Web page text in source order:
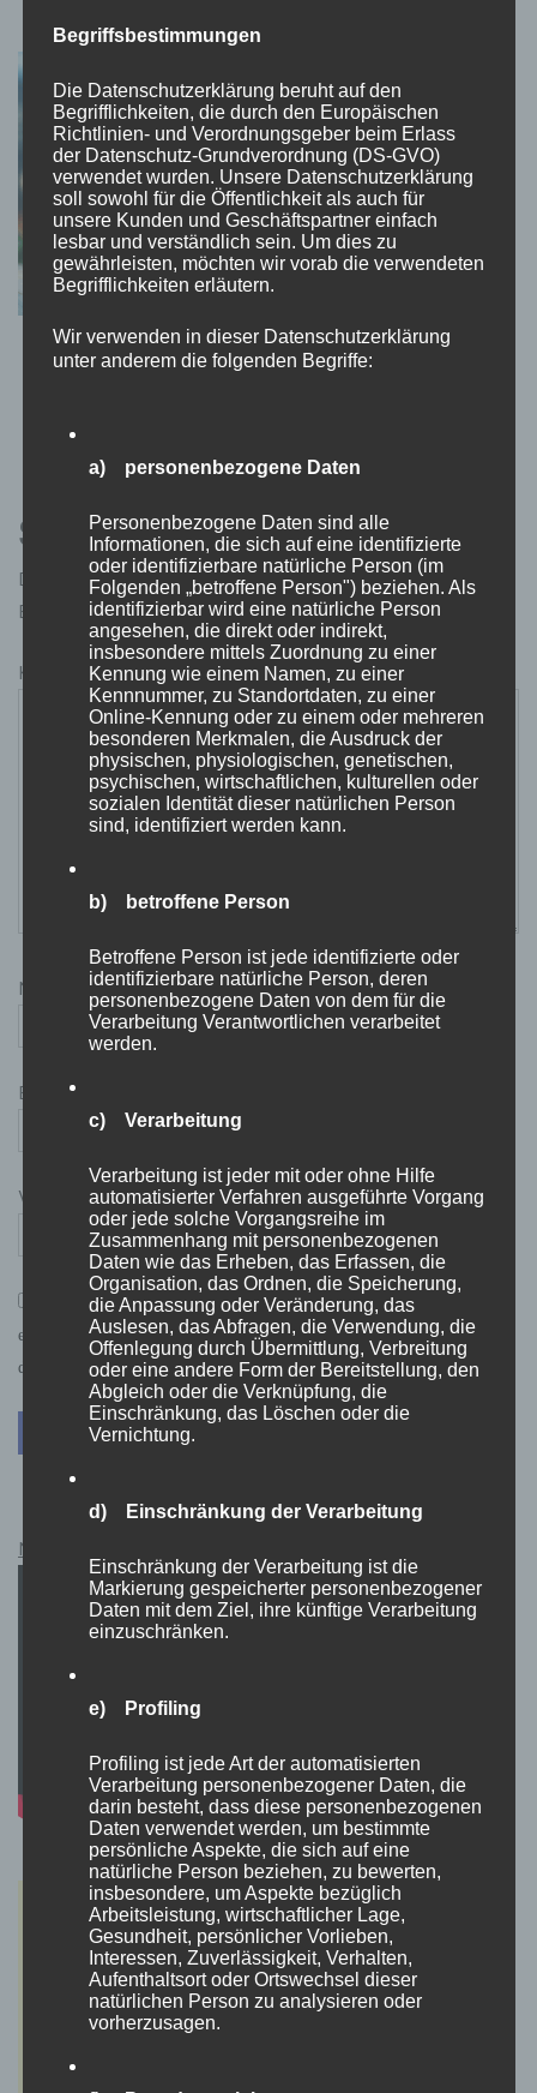
Digitale Nomadenreisen: Sicherheit auf der
Schreibe einen Kommentar
Deine E-Mail-Adresse wird nicht veröffentlicht.
Erforderliche Felder sind mit*markiert
Kommentar*
Name
E-Mail-Adresse
Website
Mit der Nutzung dieses Formulars bzw. der Kommentarfunktion
erklärst du dich mit der Speicherung und Verarbeitung deiner Daten
durch diese Website einverstanden.
Netflix Guthabenkarten Kauflink.>LINK<
Begriffsbestimmungen
Die Datenschutzerklärung beruht auf den
Begrifflichkeiten, die durch den Europäischen
Richtlinien- und Verordnungsgeber beim Erlass
der Datenschutz-Grundverordnung (DS-GVO)
verwendet wurden. Unsere Datenschutzerklärung
soll sowohl für die Öffentlichkeit als auch für
unsere Kunden und Geschäftspartner einfach
lesbar und verständlich sein. Um dies zu
gewährleisten, möchten wir vorab die verwendeten
Begrifflichkeiten erläutern.
Wir verwenden in dieser Datenschutzerklärung
unter anderem die folgenden Begriffe:
a) personenbezogene Daten
Personenbezogene Daten sind alle
Informationen, die sich auf eine identifizierte
oder identifizierbare natürliche Person (im
Folgenden „betroffene Person") beziehen. Als
identifizierbar wird eine natürliche Person
angesehen, die direkt oder indirekt,
insbesondere mittels Zuordnung zu einer
Kennung wie einem Namen, zu einer
Kennnummer, zu Standortdaten, zu einer
Online-Kennung oder zu einem oder mehreren
besonderen Merkmalen, die Ausdruck der
physischen, physiologischen, genetischen,
psychischen, wirtschaftlichen, kulturellen oder
sozialen Identität dieser natürlichen Person
sind, identifiziert werden kann.
b) betroffene Person
Betroffene Person ist jede identifizierte oder
identifizierbare natürliche Person, deren
personenbezogene Daten von dem für die
Verarbeitung Verantwortlichen verarbeitet
werden.
c) Verarbeitung
Verarbeitung ist jeder mit oder ohne Hilfe
automatisierter Verfahren ausgeführte Vorgang
oder jede solche Vorgangsreihe im
Zusammenhang mit personenbezogenen
Daten wie das Erheben, das Erfassen, die
Organisation, das Ordnen, die Speicherung,
die Anpassung oder Veränderung, das
Auslesen, das Abfragen, die Verwendung, die
Offenlegung durch Übermittlung, Verbreitung
oder eine andere Form der Bereitstellung, den
Abgleich oder die Verknüpfung, die
Einschränkung, das Löschen oder die
Vernichtung.
d) Einschränkung der Verarbeitung
Einschränkung der Verarbeitung ist die
Markierung gespeicherter personenbezogener
Daten mit dem Ziel, ihre künftige Verarbeitung
einzuschränken.
e) Profiling
Profiling ist jede Art der automatisierten
Verarbeitung personenbezogener Daten, die
darin besteht, dass diese personenbezogenen
Daten verwendet werden, um bestimmte
persönliche Aspekte, die sich auf eine
natürliche Person beziehen, zu bewerten,
insbesondere, um Aspekte bezüglich
Arbeitsleistung, wirtschaftlicher Lage,
Gesundheit, persönlicher Vorlieben,
Interessen, Zuverlässigkeit, Verhalten,
Aufenthaltsort oder Ortswechsel dieser
natürlichen Person zu analysieren oder
vorherzusagen.